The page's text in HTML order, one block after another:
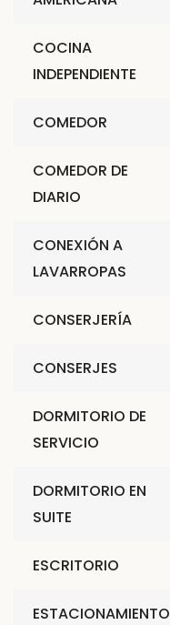
COCINA
INDEPENDIENTE
COMEDOR
COMEDOR DE
DIARIO
CONEXIÓN A
LAVARROPAS
CONSERJERÍA
CONSERJES
DORMITORIO DE
SERVICIO
DORMITORIO EN
SUITE
ESCRITORIO
ESTACIONAMIENTO